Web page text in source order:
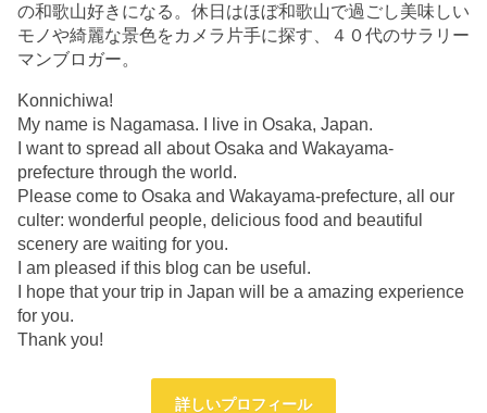
の和歌山好きになる。休日はほぼ和歌山で過ごし美味しい
モノや綺麗な景色をカメラ片手に探す、４０代のサラリー
マンブロガー。
Konnichiwa!
My name is Nagamasa. I live in Osaka, Japan.
I want to spread all about Osaka and Wakayama-
prefecture through the world.
Please come to Osaka and Wakayama-prefecture, all our
culter: wonderful people, delicious food and beautiful
scenery are waiting for you.
I am pleased if this blog can be useful.
I hope that your trip in Japan will be a amazing experience
for you.
Thank you!
詳しいプロフィール